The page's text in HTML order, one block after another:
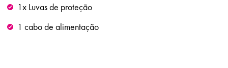
1x Luvas de proteção
1 cabo de alimentação